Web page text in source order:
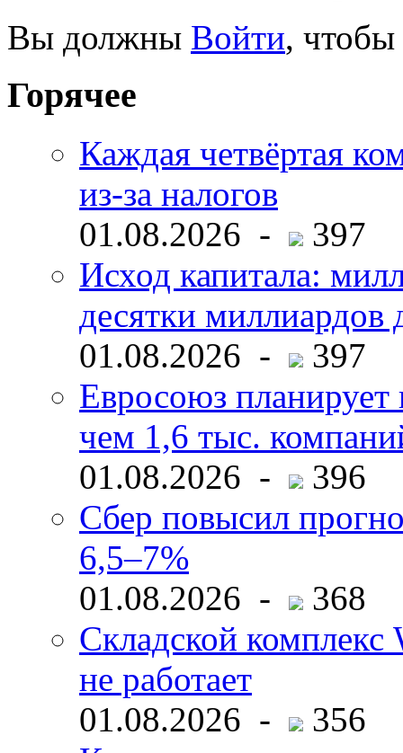
Вы должны Войти, чтобы
Горячее
Каждая четвёртая
из-за налогов
01.08.2026 -
397
Исход капитала:
десятки миллиардов
01.08.2026 -
397
Евросоюз планирует
чем 1,6 тыс.
01.08.2026 -
396
Сбер повысил
6,5–7%
01.08.2026 -
368
Складской комплекс
не работает
01.08.2026 -
356